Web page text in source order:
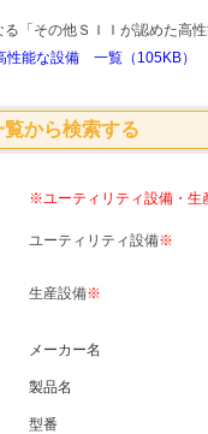
「その他ＳＩＩが認めた高
性能な設備 一覧（105KB）
覧から検索する
※ユーティリティ設備・生
ユーティリティ設備※
生産設備※
メーカー名
製品名
型番